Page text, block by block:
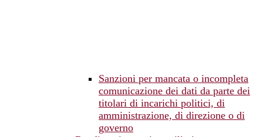
Sanzioni per mancata o incompleta
comunicazione dei dati da parte dei
titolari di incarichi politici, di
amministrazione, di direzione o di
governo